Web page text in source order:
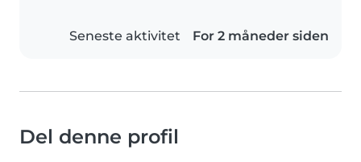
Seneste aktivitet For 2 måneder siden
Del denne profil